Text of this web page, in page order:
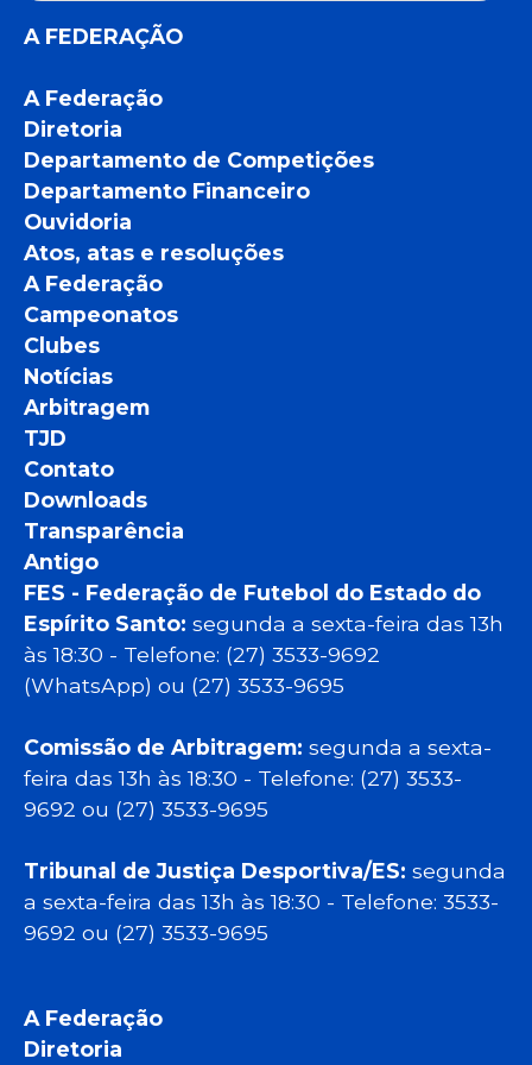
A FEDERAÇÃO
A Federação
Diretoria
Departamento de Competições
Departamento Financeiro
Ouvidoria
Atos, atas e resoluções
A Federação
Campeonatos
Clubes
Notícias
Arbitragem
TJD
Contato
Downloads
Transparência
Antigo
FES - Federação de Futebol do Estado do
Espírito Santo: segunda a sexta-feira das 13h
às 18:30 - Telefone: (27) 3533-9692
(WhatsApp) ou (27) 3533-9695
Comissão de Arbitragem: segunda a sexta-
feira das 13h às 18:30 - Telefone: (27) 3533-
9692 ou (27) 3533-9695
Tribunal de Justiça Desportiva/ES: segunda
a sexta-feira das 13h às 18:30 - Telefone: 3533-
9692 ou (27) 3533-9695
A Federação
Diretoria